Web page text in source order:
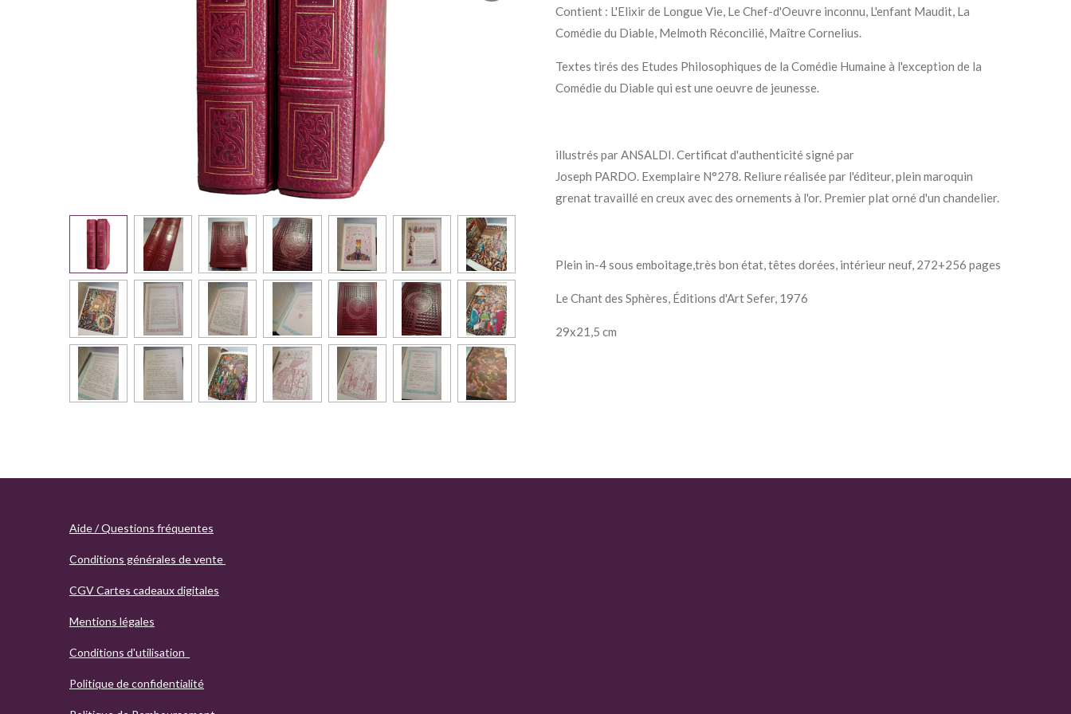
Contient : L'Elixir de Longue Vie, Le Chef-d'Oeuvre inconnu, L'enfant Maudit, La
Comédie du Diable, Melmoth Réconcilié, Maître Cornelius.
Textes tirés des Etudes Philosophiques de la Comédie Humaine à l'exception de la
Comédie du Diable qui est une oeuvre de jeunesse.
illustrés par ANSALDI. Certificat d'authenticité signé par
Joseph PARDO. Exemplaire N°278. Reliure réalisée par l'éditeur, plein maroquin
grenat travaillé en creux avec des ornements à l'or. Premier plat orné d'un chandelier.
Plein in-4 sous emboitage,très bon état, têtes dorées, intérieur neuf, 272+256 pages
Le Chant des Sphères, Éditions d'Art Sefer, 1976
29x21,5 cm
Aide / Questions fréquentes
Conditions générales de vente
CGV Cartes cadeaux digitales
Mentions légales
Conditions d'utilisation
Politique de confidentialité